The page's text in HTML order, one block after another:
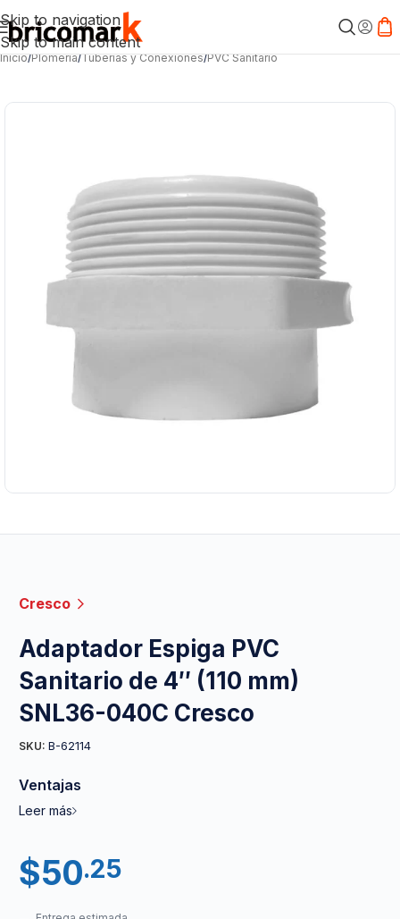
Skip to navigation
Skip to main content
Inicio/Plomería/Tuberías y Conexiones/PVC Sanitario
Cresco
Adaptador Espiga PVC
Sanitario de 4″ (110 mm)
SNL36-040C Cresco
SKU: B-62114
Ventajas
Leer más
$50.25